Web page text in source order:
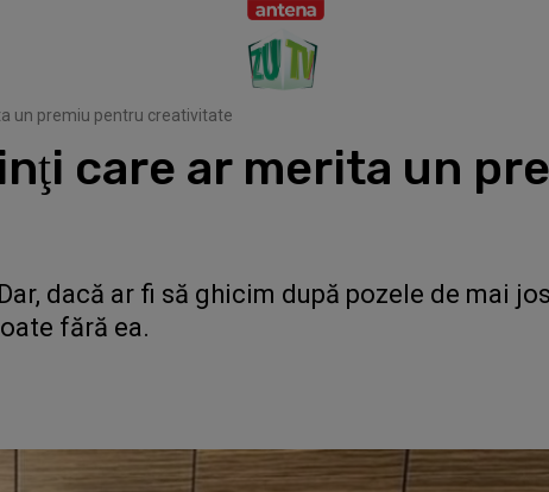
un premiu pentru creativitate
care ar merita un
dacă ar fi să ghicim după pozele de mai
fără ea.